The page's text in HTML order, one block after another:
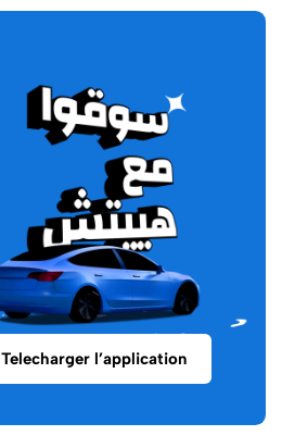
Telecharger l’application